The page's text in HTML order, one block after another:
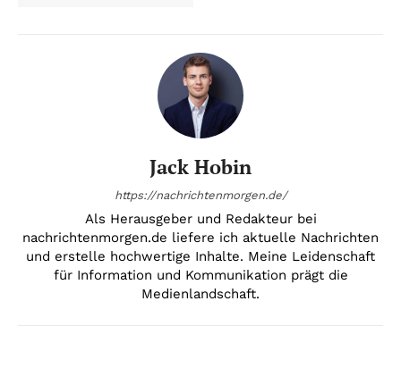
Jack Hobin
https://nachrichtenmorgen.de/
Als Herausgeber und Redakteur bei
nachrichtenmorgen.de liefere ich aktuelle Nachrichten
und erstelle hochwertige Inhalte. Meine Leidenschaft
für Information und Kommunikation prägt die
Medienlandschaft.